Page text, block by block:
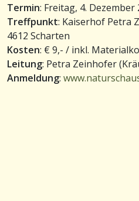
Termin: Freitag, 4.
Treffpunkt: Kaiserhof Petra
4612 Scharten
Kosten: € 9,- / inkl.
Leitung: Petra Zeinhofer
Anmeldung: